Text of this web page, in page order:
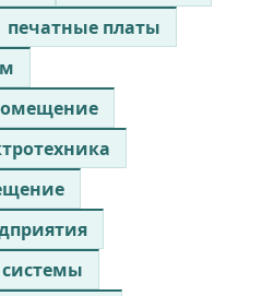
печатные платы